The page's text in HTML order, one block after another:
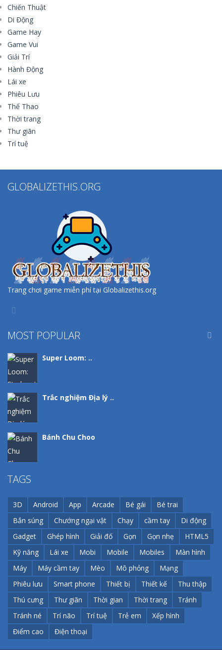
Chiến Thuật
Di Động
Game Hay
Game Vui
Giải Trí
Hành Động
Lái xe
Phiêu Lưu
Thể Thao
Thời trang
Thư giãn
Trí tuệ
GLOBALIZETHIS.ORG
Trang chơi game miễn phí tại Globalizethis.org
MOST POPULAR
Super Loom: ..
Trắc nghiệm Địa lý ..
Bánh Chu Choo
Đổi Màu
Zombie Không T ..

TAGS
3D Android App Arcade Bé gái
Bé trai
Bắn súng
Chướng ngại vật Chạy cầm tay
Di động
Gadget
Ghép hình Giải đố Gọn Gọn nhẹ
HTML5
Kỹ năng
Lái xe Mobi Mobile Mobiles
Màn hình
Máy
Máy cầm tay Mèo Mô phỏng
Mạng
Phiêu lưu
Smart phone Thiết bị Thiết kế
Thu thập
Thú cưng
Thư giãn Thời gian Thời trang
Tránh
Tránh né
Trí não Trí tuệ Trẻ em
Xếp hình
Điểm cao
Điện thoại